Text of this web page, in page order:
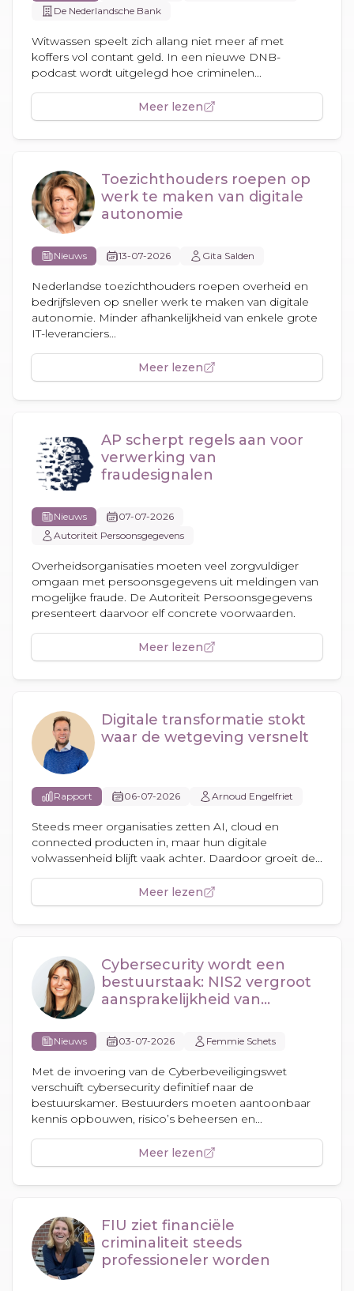
De Nederlandsche Bank
Witwassen speelt zich allang niet meer af met
koffers vol contant geld. In een nieuwe DNB-
podcast wordt uitgelegd hoe criminelen...
Meer lezen
Toezichthouders roepen op
werk te maken van digitale
autonomie
Nieuws 13-07-2026 Gita Salden
Nederlandse toezichthouders roepen overheid en
bedrijfsleven op sneller werk te maken van digitale
autonomie. Minder afhankelijkheid van enkele grote
IT-leveranciers...
Meer lezen
AP scherpt regels aan voor
verwerking van
fraudesignalen
Nieuws
07-07-2026
Autoriteit Persoonsgegevens
Overheidsorganisaties moeten veel zorgvuldiger
omgaan met persoonsgegevens uit meldingen van
mogelijke fraude. De Autoriteit Persoonsgegevens
presenteert daarvoor elf concrete voorwaarden.
Meer lezen
Digitale transformatie stokt
waar de wetgeving versnelt
Rapport 06-07-2026 Arnoud Engelfriet
Steeds meer organisaties zetten AI, cloud en
connected producten in, maar hun digitale
volwassenheid blijft vaak achter. Daardoor groeit de...
Meer lezen
Cybersecurity wordt een
bestuurstaak: NIS2 vergroot
aansprakelijkheid van
Nieuws 03-07-2026 Femmie Schets
Met de invoering van de Cyberbeveiligingswet
verschuift cybersecurity definitief naar de
bestuurskamer. Bestuurders moeten aantoonbaar
kennis opbouwen, risico’s beheersen en...
Meer lezen
FIU ziet financiële
criminaliteit steeds
professioneler worden